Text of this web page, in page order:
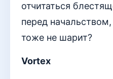
отчитаться
перед
тоже не шарит?
Vortex